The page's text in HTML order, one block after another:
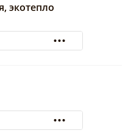
экотепло
88-85